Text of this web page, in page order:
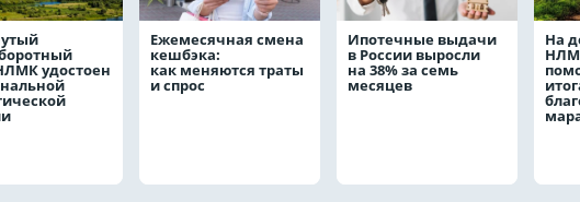
удостоен
Ежемесячная смена
кешбэка:
как меняются траты
и спрос
Ипотечные выдачи
в России выросли
на 38% за семь
месяцев
На